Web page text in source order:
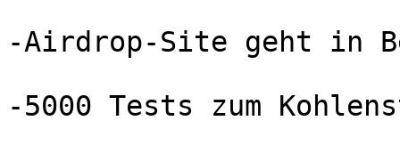
-Airdrop-Site geht in
-5000 Tests zum